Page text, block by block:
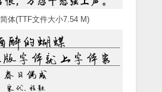
体(TTF文件大小7.54 M)